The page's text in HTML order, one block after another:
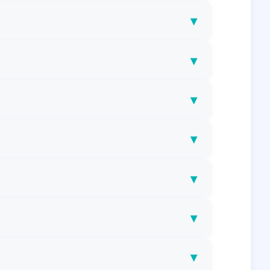
▾
▾
▾
▾
▾
▾
▾